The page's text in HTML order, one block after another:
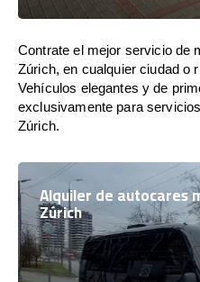
Contrate el mejor servicio de
Zúrich, en cualquier ciudad o
Vehículos elegantes y de
exclusivamente para
Zúrich.
Alquiler de autocares
Zúrich